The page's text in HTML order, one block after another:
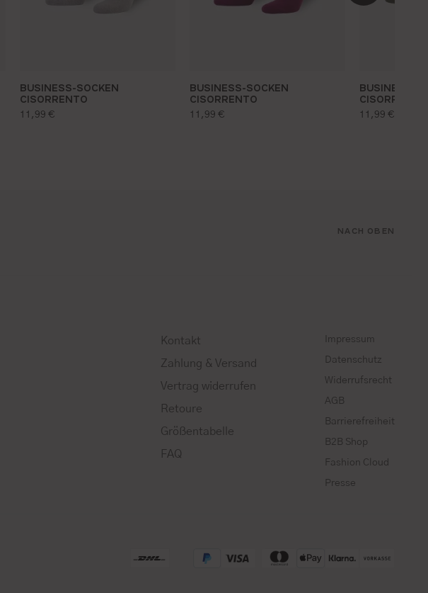
BUSINESS-SOCKEN
CISORRENTO
regulärer preis:
11,99 €
BUSINESS-SOCKEN
CISORRENTO
regulärer preis:
11,99 €
BUSINESS-
CISORRENTO
regulärer
11,99 €
NACH OBEN
Kontakt
Zahlung & Versand
Vertrag widerrufen
Retoure
Größentabelle
FAQ
Impressum
Datenschutz
Widerrufsrecht
AGB
Barrierefreiheit
B2B Shop
Fashion Cloud
Presse